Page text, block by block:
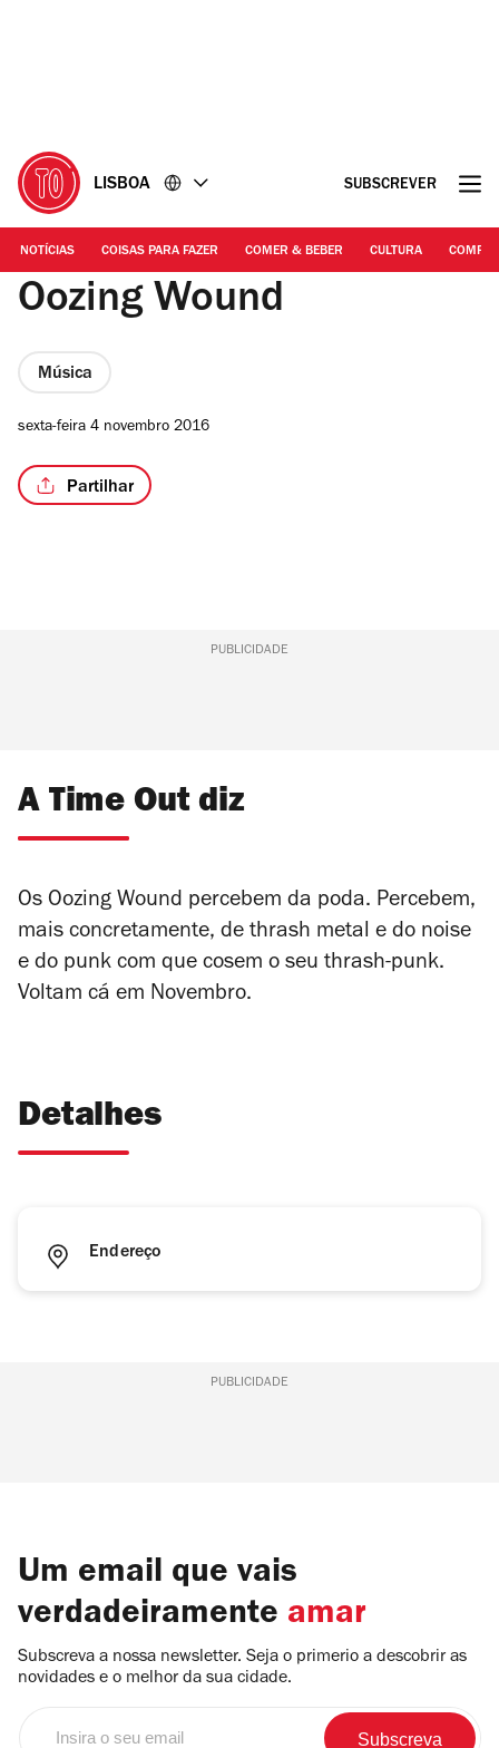
LISBOA SUBSCREVER
NOTÍCIAS COISAS PARA FAZER COMER & BEBER CULTURA
Oozing Wound
Música
sexta-feira 4 novembro 2016
Partilhar
PUBLICIDADE
A Time Out diz
Os Oozing Wound percebem da poda. Percebem,
mais concretamente, de thrash metal e do noise
e do punk com que cosem o seu thrash-punk.
Voltam cá em Novembro.
Detalhes
Endereço
PUBLICIDADE
Um email que vais
verdadeiramente amar
Subscreva a nossa newsletter. Seja o primerio a descobrir as
novidades e o melhor da sua cidade.